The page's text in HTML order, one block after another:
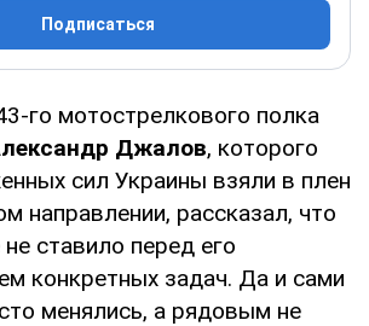
Подписаться
го мотострелкового полка
Джалов, которого
сил Украины взяли в плен
направлении, рассказал, что
ставило перед его
конкретных задач. Да и сами
менялись, а рядовым не